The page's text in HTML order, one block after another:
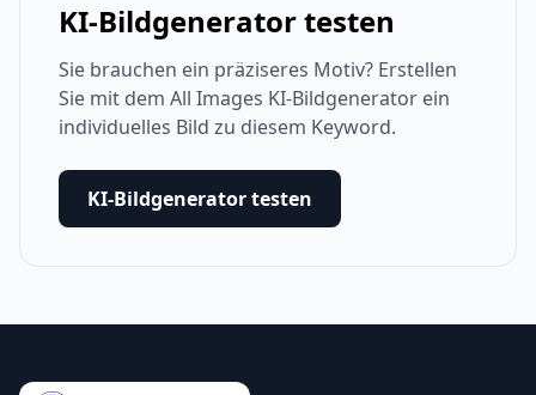
KI-Bildgenerator testen
Sie brauchen ein präziseres Motiv? Erstellen
Sie mit dem All Images KI-Bildgenerator ein
individuelles Bild zu diesem Keyword.
KI-Bildgenerator testen